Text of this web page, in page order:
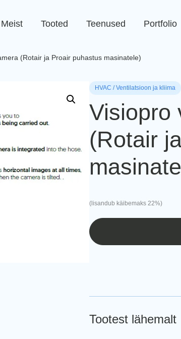
Meist Tooted Teenused Portfolio
(Rotair ja Proair puhastus masinatele)
HVAC / Ventilatsioon ja kliima
Visiopro
(Rotair
(lisandub käibemaks 22%)
Tootest lähemalt